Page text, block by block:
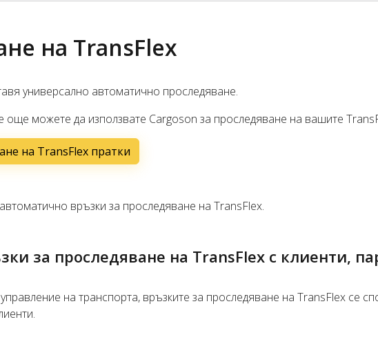
на TransFlex
универсално автоматично проследяване.
още можете да използвате Cargoson за проследяване на вашите
на TransFlex пратки
връзки за проследяване на TransFlex.
за проследяване на TransFlex с клиенти,
на транспорта, връзките за проследяване на TransFlex се